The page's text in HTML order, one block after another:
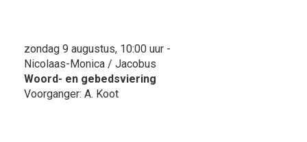
zondag 9 augustus, 10:00 uur -
Nicolaas-Monica / Jacobus
Woord- en gebedsviering
Voorganger: A. Koot